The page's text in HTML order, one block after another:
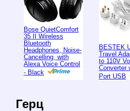
Bose QuietComfort
35 II Wireless
Bluetooth
Headphones, Noise-
Cancelling, with
Alexa Voice Control
- Black
BESTEK
Travel
to 110V
Converter
Port USB
Герц